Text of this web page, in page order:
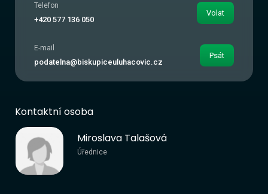
Telefon
+420 577 136 050
Volat
E-mail
podatelna@biskupiceuluhacovic.cz
Psát
Kontaktní osoba
Miroslava Talašová
Úřednice